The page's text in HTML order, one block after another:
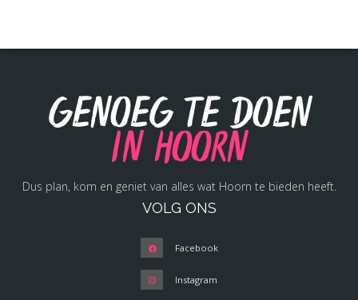
Genoeg te doen
in Hoorn
Dus plan, kom en geniet van alles wat Hoorn te bieden heeft.
VOLG ONS
Facebook
Instagram